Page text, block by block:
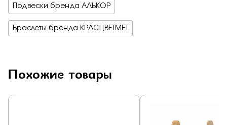
Подвески бренда АЛЬКОР
Браслеты бренда КРАСЦВЕТМЕТ
Похожие товары